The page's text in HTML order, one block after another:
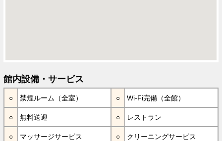
館内設備・サービス
禁煙ルーム（全室） Wi-Fi完備（全館）
無料送迎 レストラン
マッサージサービス クリーニングサービス